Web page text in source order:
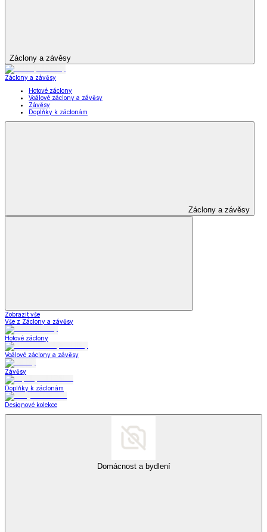
Záclony a závěsy
Záclony a závěsy
Hotové záclony
Voálové záclony a závěsy
Závěsy
Doplňky k záclonám
Záclony a závěsy
Zobrazit vše
Vše z Záclony a závěsy
Hotové záclony
Voálové záclony a závěsy
Závěsy
Doplňky k záclonám
Designové kolekce
Domácnost a bydlení